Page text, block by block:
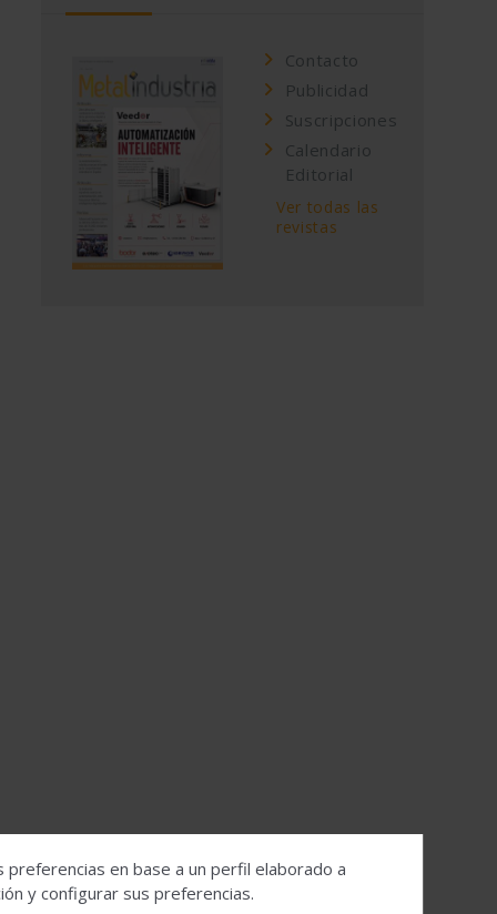
Contacto
Publicidad
Suscripciones
Calendario
Editorial
Ver todas las
revistas
en base a un perfil elaborado a
y configurar sus preferencias.